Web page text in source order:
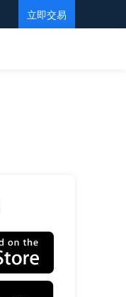
立即交易